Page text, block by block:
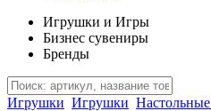
Игрушки и Игры
Бизнес сувениры
Бренды
Игрушки Игрушки